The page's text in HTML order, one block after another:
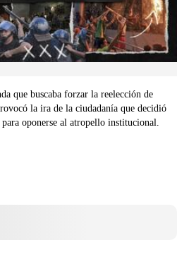
que buscaba forzar la reelección de
la ira de la ciudadanía que decidió
oponerse al atropello institucional.